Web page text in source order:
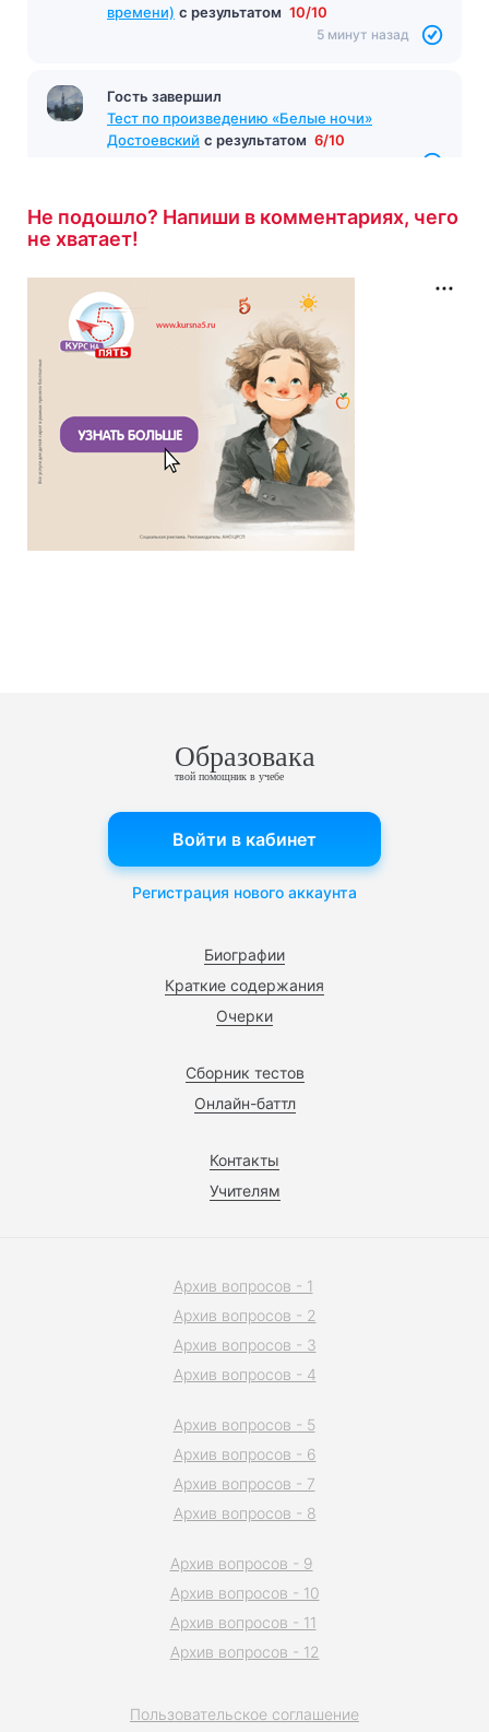
времени) с результатом 10/10
5 минут назад
Гость завершил
Тест по произведению «Белые ночи»
Достоевский с результатом 6/10
Не подошло? Напиши в комментариях, чего
не хватает!
Образовака
твой помощник в учебе
Биографии
Краткие содержания
Очерки
Сборник тестов
Онлайн-баттл
Контакты
Учителям
Войти в кабинет
Регистрация нового аккаунта
Пользовательское соглашение
Архив вопросов - 1
Архив вопросов - 2
Архив вопросов - 3
Архив вопросов - 4
Архив вопросов - 5
Архив вопросов - 6
Архив вопросов - 7
Архив вопросов - 8
Архив вопросов - 9
Архив вопросов - 10
Архив вопросов - 11
Архив вопросов - 12